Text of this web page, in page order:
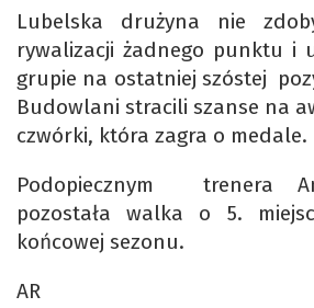
Lubelska drużyna nie
rywalizacji żadnego punktu i
grupie na ostatniej szóstej
Budowlani stracili szanse na
czwórki, która zagra o medale.
Podopiecznym trenera
pozostała walka o 5.
końcowej sezonu.
AR